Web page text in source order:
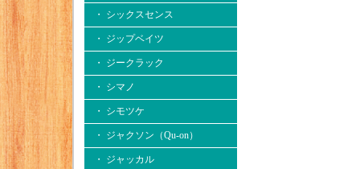
・ シックスセンス
・ ジップベイツ
・ ジークラック
・ シマノ
・ シモツケ
・ ジャクソン（Qu-on）
・ ジャッカル